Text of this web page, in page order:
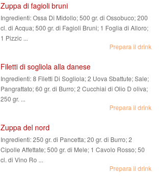
Zuppa di fagioli bruni
Ingredienti:Ossa Di Midollo; 500 gr. di Ossobuco; 200
cl. di Acqua; 500 gr. di Fagioli Bruni; 1 Foglia di Alloro;
1 Pizzic ...
Prepara il drink
Filetti di sogliola alla danese
Ingredienti:8 Filetti Di Sogliola; 2 Uova Sbattute; Sale;
Pangrattato; 60 gr. di Burro; 2 Cucchiai di Olio D oliva;
250 gr. ...
Prepara il drink
Zuppa del nord
Ingredienti:250 gr. di Pancetta; 20 gr. di Burro; 2
Cipolle Affettate; 500 gr. di Mele; 1 Cavolo Rosso; 50
cl. di Vino Ro ...
Prepara il drink